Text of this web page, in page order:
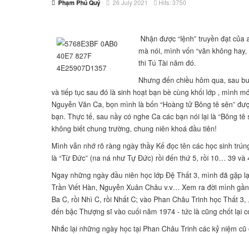
Phạm Phú Quý 26 July 2021 Hits: 3750
Nhận được “lệnh” truyền đạt
mà nói, mình vốn “văn không
thi Tú Tài năm đó.
Nhưng đến chiều hôm qua, sau
và tiếp tục sau đó là sinh hoạt bạn bè cùng khối lớp , mình
Nguyễn Văn Ca, bọn mình là bốn “Hoàng tử Bông tê sên”
bạn. Thực tế, sau nầy có nghe Ca các bạn nói lại là “Bông
không biết chung trường, chung niên khoá đầu tiên!
Mình vẫn nhớ rõ ràng ngày thầy Kế đọc tên các học sinh
là “Từ Đức” (na ná như Tự Đức) rồi đến thứ 5, rồi 10… 39 và
Ngay những ngày đầu niên học lớp Đệ Thất 3, mình đã gặp
Trần Viết Hàn, Nguyễn Xuân Châu v.v… Xem ra đời mình
Ba C, rồi Nhì C, rồi Nhất C; vào Phan Châu Trinh học Thất
đến bậc Thượng sĩ vào cuối năm 1974 - tức là cũng chốt lại
Nhắc lại những ngày học tại Phan Châu Trinh các kỷ niệm